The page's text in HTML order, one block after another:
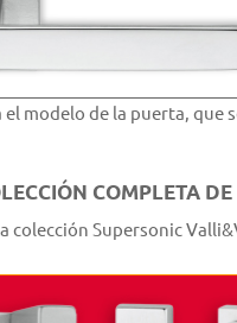
modelo de la puerta, que
COMPLETA
colección Supersonic